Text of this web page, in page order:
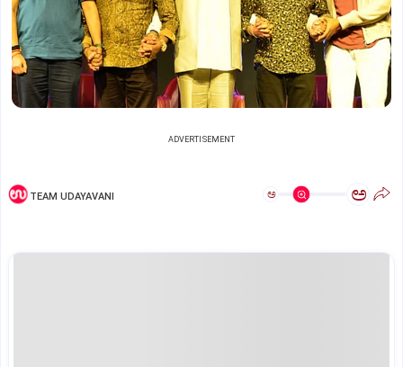
ADVERTISEMENT
TEAM UDAYAVANI ಅ ಅ